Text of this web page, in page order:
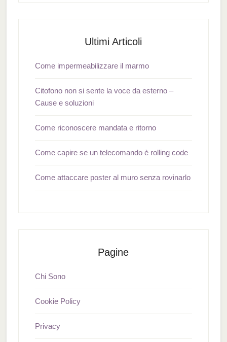
Ultimi Articoli
Come impermeabilizzare il marmo
Citofono non si sente la voce da esterno –
Cause e soluzioni
Come riconoscere mandata e ritorno
Come capire se un telecomando è rolling code
Come attaccare poster al muro senza rovinarlo
Pagine
Chi Sono
Cookie Policy
Privacy